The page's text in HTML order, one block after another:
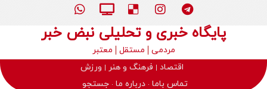
پایگاه خبری و تحلیلی نبض خبر
مردمی مستقل
معتبر
اقتصاد
فرهنگ و هنر
ورزش
تماس باما درباره ما جستجو